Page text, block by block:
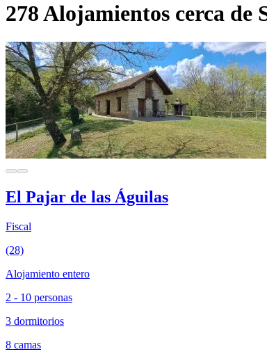
278 Alojamientos cerca de
El Pajar de las Águilas
Fiscal
(28)
Alojamiento entero
2 - 10 personas
3 dormitorios
8 camas